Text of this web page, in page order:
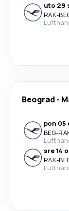
uto 29
RAK-
Beograd-
pon 05
BEG-
sre 14
RAK-